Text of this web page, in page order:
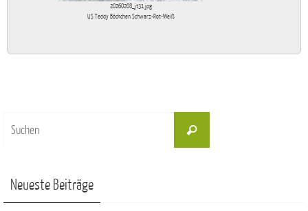
20260208_jt31.jpg
US Teddy Böckchen Schwarz-Rot-Weiß
Suchen
Neueste Beiträge